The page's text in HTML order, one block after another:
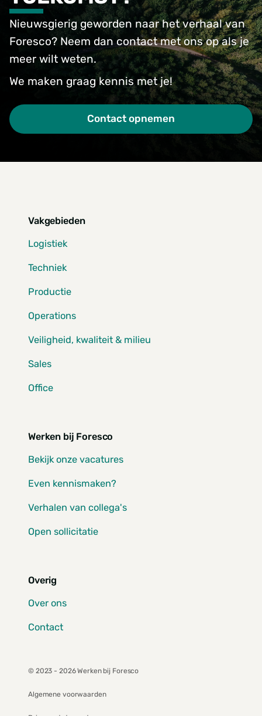
Nieuwsgierig geworden naar het verhaal van
Foresco? Neem dan contact met ons op als je
meer wilt weten.
We maken graag kennis met je!
Contact opnemen
Vakgebieden
Logistiek
Techniek
Productie
Operations
Veiligheid, kwaliteit & milieu
Sales
Office
Werken bij Foresco
Bekijk onze vacatures
Even kennismaken?
Verhalen van collega's
Open sollicitatie
Overig
Over ons
Contact
© 2023 - 2026 Werken bij Foresco
Algemene voorwaarden